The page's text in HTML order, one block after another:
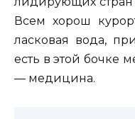
Всем хорош
ласковая вода,
есть в этой бочке
— медицина.